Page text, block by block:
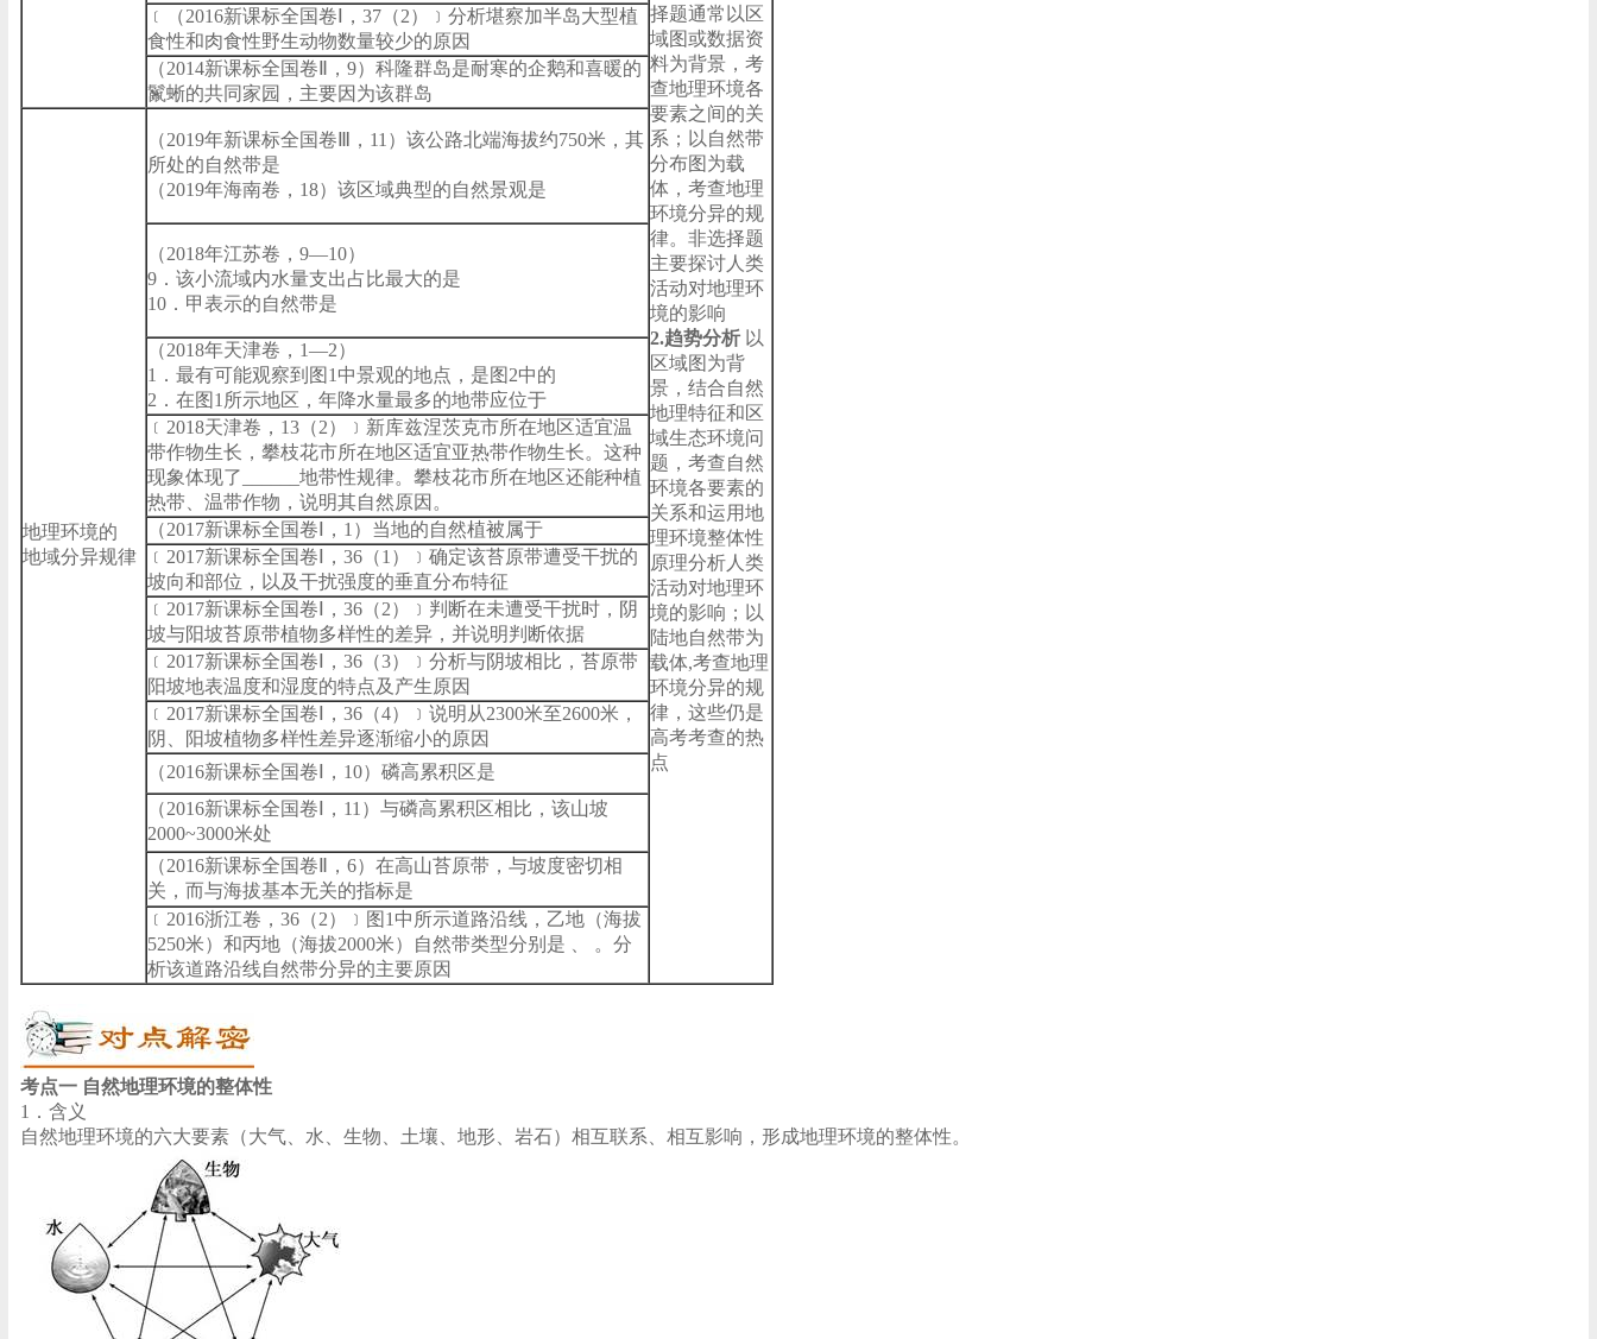
择题通常以区
域图或数据资
料为背景，考
查地理环境各
要素之间的关
系；以自然带
分布图为载
体，考查地理
环境分异的规
律。非选择题
主要探讨人类
活动对地理环
境的影响
2.趋势分析以
区域图为背
景，结合自然
地理特征和区
域生态环境问
题，考查自然
环境各要素的
关系和运用地
理环境整体性
原理分析人类
活动对地理环
境的影响；以
陆地自然带为
载体,考查地理
环境分异的规
律，这些仍是
高考考查的热
点
﹝（2016新课标全国卷Ⅰ，37（2）﹞分析堪察加半岛大型植
食性和肉食性野生动物数量较少的原因
（2014新课标全国卷Ⅱ，9）科隆群岛是耐寒的企鹅和喜暖的
鬣蜥的共同家园，主要因为该群岛
地理环境的
地域分异规律
（2019年新课标全国卷Ⅲ，11）该公路北端海拔约750米，其
所处的自然带是
（2019年海南卷，18）该区域典型的自然景观是
（2018年江苏卷，9—10）
9．该小流域内水量支出占比最大的是
10．甲表示的自然带是
（2018年天津卷，1—2）
1．最有可能观察到图1中景观的地点，是图2中的
2．在图1所示地区，年降水量最多的地带应位于
﹝2018天津卷，13（2）﹞新库兹涅茨克市所在地区适宜温
带作物生长，攀枝花市所在地区适宜亚热带作物生长。这种
现象体现了______地带性规律。攀枝花市所在地区还能种植
热带、温带作物，说明其自然原因。
（2017新课标全国卷Ⅰ，1）当地的自然植被属于
﹝2017新课标全国卷Ⅰ，36（1）﹞确定该苔原带遭受干扰的
坡向和部位，以及干扰强度的垂直分布特征
﹝2017新课标全国卷Ⅰ，36（2）﹞判断在未遭受干扰时，阴
坡与阳坡苔原带植物多样性的差异，并说明判断依据
﹝2017新课标全国卷Ⅰ，36（3）﹞分析与阴坡相比，苔原带
阳坡地表温度和湿度的特点及产生原因
﹝2017新课标全国卷Ⅰ，36（4）﹞说明从2300米至2600米，
阴、阳坡植物多样性差异逐渐缩小的原因
（2016新课标全国卷Ⅰ，10）磷高累积区是
（2016新课标全国卷Ⅰ，11）与磷高累积区相比，该山坡
2000~3000米处
（2016新课标全国卷Ⅱ，6）在高山苔原带，与坡度密切相
关，而与海拔基本无关的指标是
﹝2016浙江卷，36（2）﹞图1中所示道路沿线，乙地（海拔
5250米）和丙地（海拔2000米）自然带类型分别是 、 。分
析该道路沿线自然带分异的主要原因
考点一 自然地理环境的整体性
1．含义
自然地理环境的六大要素（大气、水、生物、土壤、地形、岩石）相互联系、相互影响，形成地理环境的整体性。